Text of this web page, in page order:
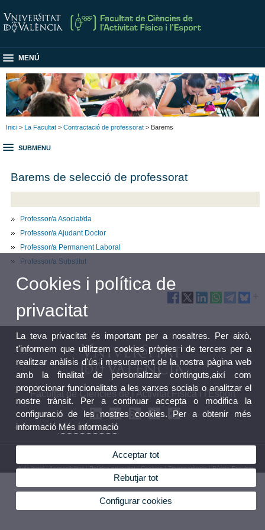
MENÚ
Inici > La Facultat > Contractació de professorat > Barems
SUBMENU
Barems de selecció de professorat
Professor/a Asociat/da
Professor/a Ajudant Doctor
Professor/a Permanent Laboral
Professor/a Substitut
Facultat de Ciències de l'Activitat Física i l'Esport
© 2026 UV. - C/ Gascó Oliag, 3, 46010 València. Espanya. Tel. (+34) 96 386 43 62
Avís legal|Accessibilitat|Política privacitat|Cookies|Transparència|Bústia Facultat
Cookies i política de
privacitat
La teva privacitat és important per a nosaltres. Per això,
t'informem que utilitzem cookies pròpies i de tercers per a
realitzar anàlisis d'ús i mesurament de la nostra pàgina web
amb la finalitat de personalitzar continguts,així com
proporcionar funcionalitats a les xarxes socials o analitzar el
nostre trànsit. Per a continuar accepta o modifica la
configuració de les nostres cookies. Per a obtenir més
informació Més informació
Acceptar tot
Rebutjar tot
Configurar cookies